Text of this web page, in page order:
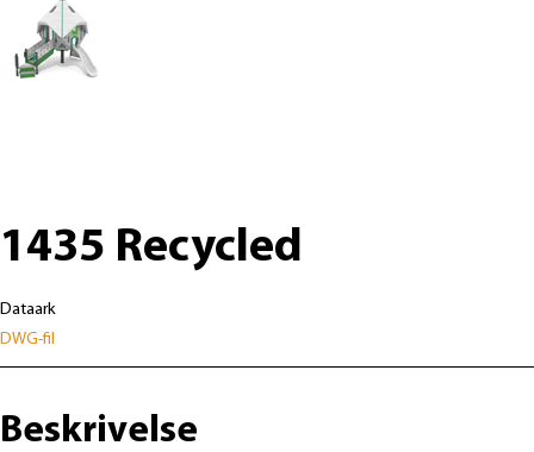
1435 Recycled
Dataark
DWG-fil
Beskrivelse